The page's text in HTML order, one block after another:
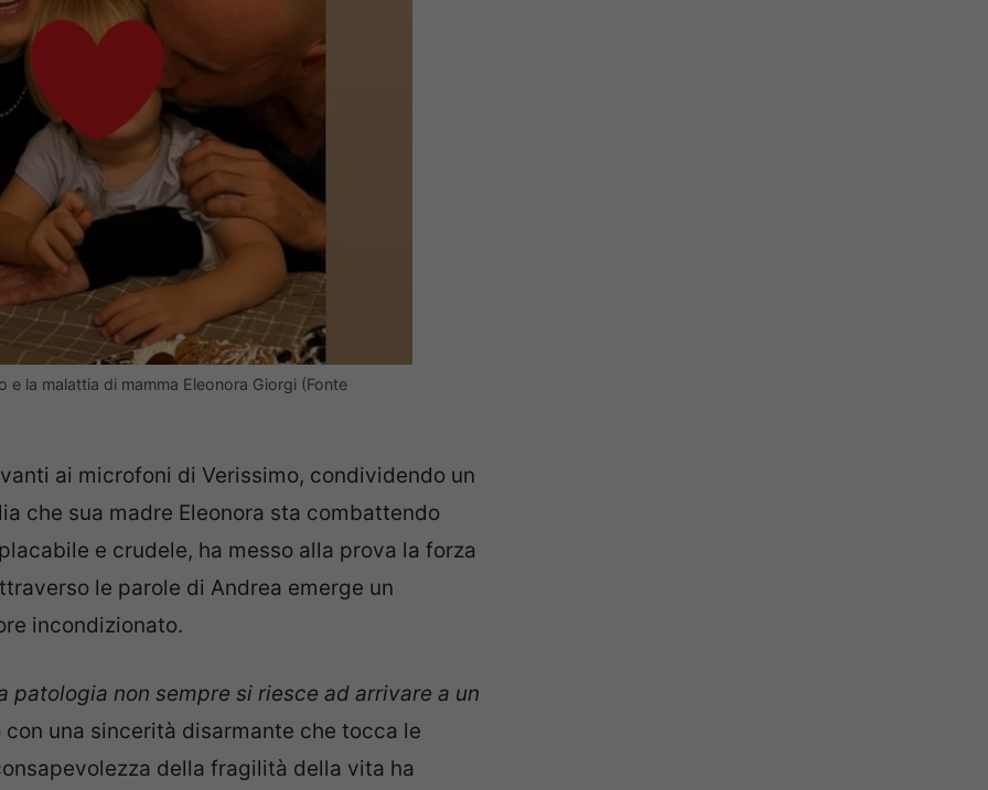
la malattia di mamma Eleonora Giorgi (Fonte
ai microfoni di Verissimo, condividendo un
che sua madre Eleonora sta combattendo
e crudele, ha messo alla prova la forza
le parole di Andrea emerge un
incondizionato.
non sempre si riesce ad arrivare a un
una sincerità disarmante che tocca le
della fragilità della vita ha